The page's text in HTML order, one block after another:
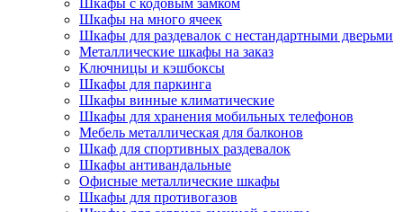
Шкафы на много ячеек
Шкафы для раздевалок с нестандартными дверьми
Металлические шкафы на заказ
Ключницы и кэшбоксы
Шкафы для паркинга
Шкафы винные климатические
Шкафы для хранения мобильных телефонов
Мебель металлическая для балконов
Шкаф для спортивных раздевалок
Шкафы антивандальные
Офисные металлические шкафы
Шкафы для противогазов